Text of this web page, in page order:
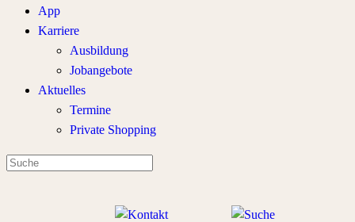
App
Karriere
Ausbildung
Jobangebote
Aktuelles
Termine
Private Shopping